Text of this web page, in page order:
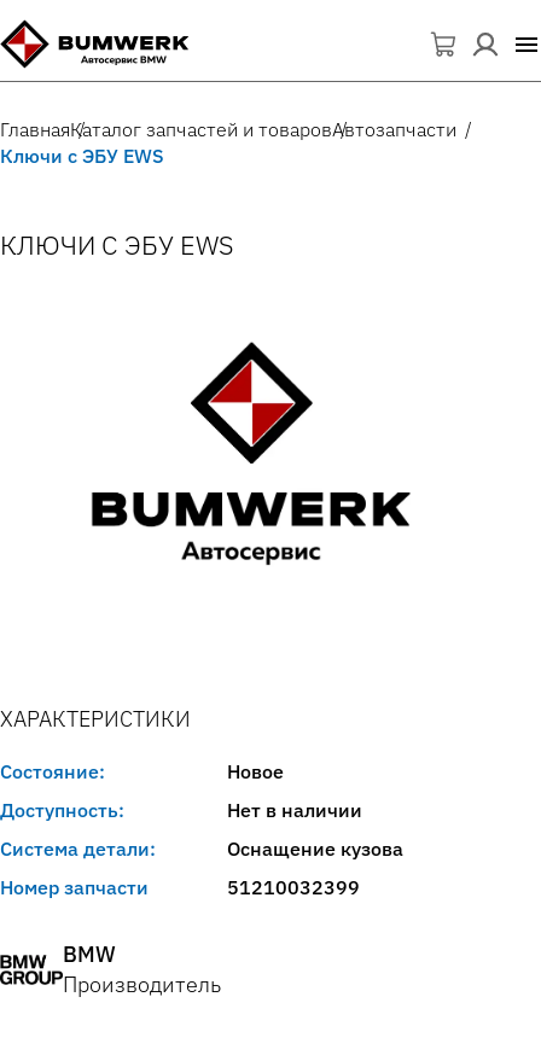
ГлавнаяКаталог запчастей и товаровАвтозапчасти
Ключи с ЭБУ EWS
КЛЮЧИ С ЭБУ EWS
ХАРАКТЕРИСТИКИ
Состояние:
Новое
Доступность:
Нет в наличии
Система детали:
Оснащение кузова
Номер запчасти
51210032399
BMW
Производитель